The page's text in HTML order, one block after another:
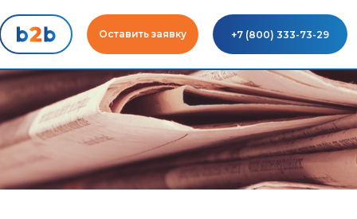
Оставить заявку +7 (800) 333-73-29